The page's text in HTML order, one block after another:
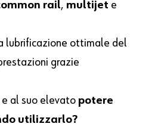
rail, multijet e
lubrificazione ottimale del
grazie
e al suo elevato potere
utilizzarlo?